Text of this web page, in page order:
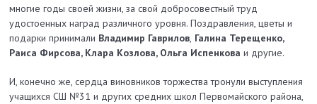
многие годы своей жизни, за свой добросовестный труд
удостоенных наград различного уровня. Поздравления, цветы и
подарки принимали Владимир Гаврилов, Галина Терещенко,
Раиса Фирсова, Клара Козлова, Ольга Испенкова и другие.
И, конечно же, сердца виновников торжества тронули выступления
учащихся СШ №31 и других средних школ Первомайского района,